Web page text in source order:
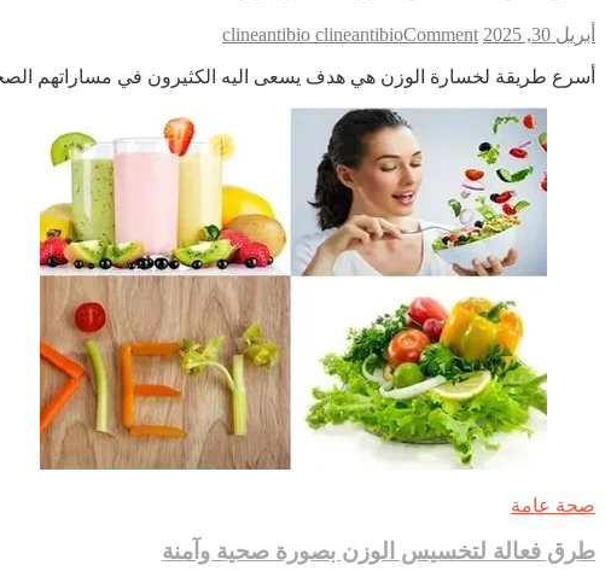
أبريل 30, 2025 clineantibio clineantibioComment
on
طريقة
الوزن:
نصائح
وإرشادات
أسرع طريقة لخسارة الوزن هي هدف يسعى اليه الكثيرون في مساراتهم
صحة عامة
طرق فعالة لتخسيس الوزن بصورة صحية وآمنة